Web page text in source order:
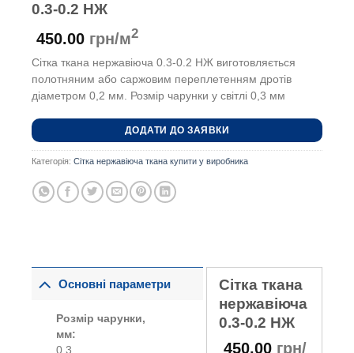
0.3-0.2 НЖ
450.00 грн/м2
Сітка ткана нержавіюча 0.3-0.2 НЖ виготовляється
полотняним або саржовим переплетенням дротів
діаметром 0,2 мм. Розмір чарунки у світлі 0,3 мм
ДОДАТИ ДО ЗАЯВКИ
Категорія: Сітка нержавіюча ткана купити у виробника
Сітка ткана
нержавіюча
0.3-0.2 НЖ
450.00грн/
Основні параметри
Розмір чарунки,
мм:
0.3